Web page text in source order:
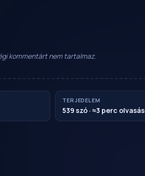
kommentárt nem tartalmaz.
TERJEDELEM
539 szó · ≈3 perc olvasás